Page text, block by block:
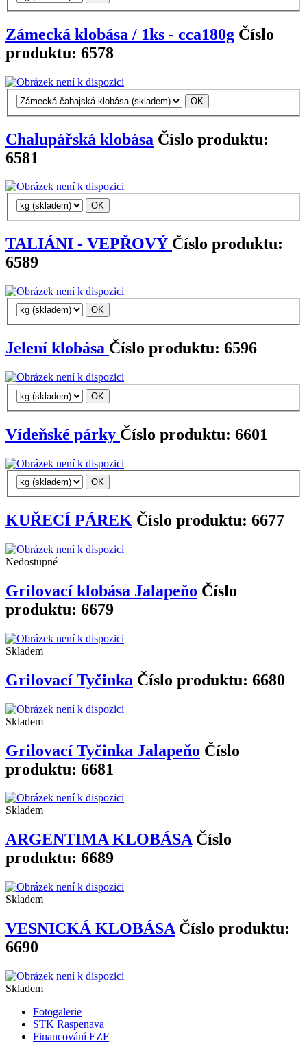
Zámecká klobása / 1ks - cca180g Číslo
produktu: 6578
Chalupářská klobása Číslo produktu:
6581
TALIÁNI - VEPŘOVÝ Číslo produktu:
6589
Jelení klobása Číslo produktu: 6596
Vídeňské párky Číslo produktu: 6601
KUŘECÍ PÁREK Číslo produktu: 6677
Nedostupné
Grilovací klobása Jalapeňo Číslo
produktu: 6679
Skladem
Grilovací Tyčinka Číslo produktu: 6680
Skladem
Grilovací Tyčinka Jalapeňo Číslo
produktu: 6681
Skladem
ARGENTIMA KLOBÁSA Číslo
produktu: 6689
Skladem
VESNICKÁ KLOBÁSA Číslo produktu:
6690
Skladem
Fotogalerie
STK Raspenava
Financování EZF